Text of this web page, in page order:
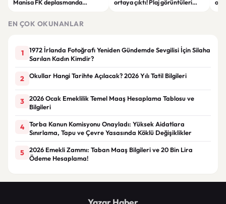
Manisa FK deplasmanda
ortaya çıktı! Plaj görüntüleri
EN ÇOK OKUNANLAR
1
1972 İrlanda Fotoğrafı Yeniden Gündemde Sevgilisi İçin Silaha
Sarılan Kadın Kimdir?
2 Okullar Hangi Tarihte Açılacak? 2026 Yılı Tatil Bilgileri
3
2026 Ocak Emeklilik Temel Maaş Hesaplama Tablosu ve
Bilgileri
4
Torba Kanun Komisyonu Onayladı: Yüksek Aidatlara
Sınırlama, Tapu ve Çevre Yasasında Köklü Değişiklikler
5
2026 Emekli Zammı: Taban Maaş Bilgileri ve 20 Bin Lira
Ödeme Hesaplama!